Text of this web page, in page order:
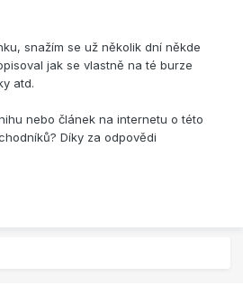
snažím se už několik dní někde
jak se vlastně na té burze
atd.
nebo článek na internetu o této
Díky za odpovědi